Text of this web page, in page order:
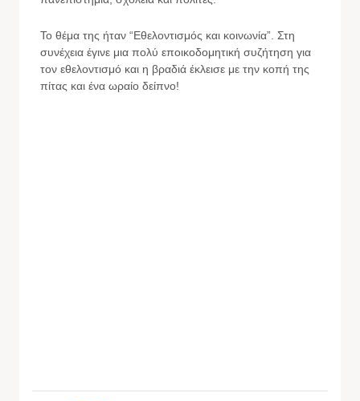
Το θέμα της ήταν “Εθελοντισμός και κοινωνία”. Στη
συνέχεια έγινε μια πολύ εποικοδομητική συζήτηση για
τον εθελοντισμό και η βραδιά έκλεισε με την κοπή της
πίτας και ένα ωραίο δείπνο!